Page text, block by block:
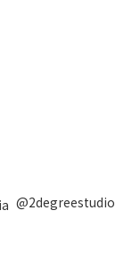
@2degreestudio